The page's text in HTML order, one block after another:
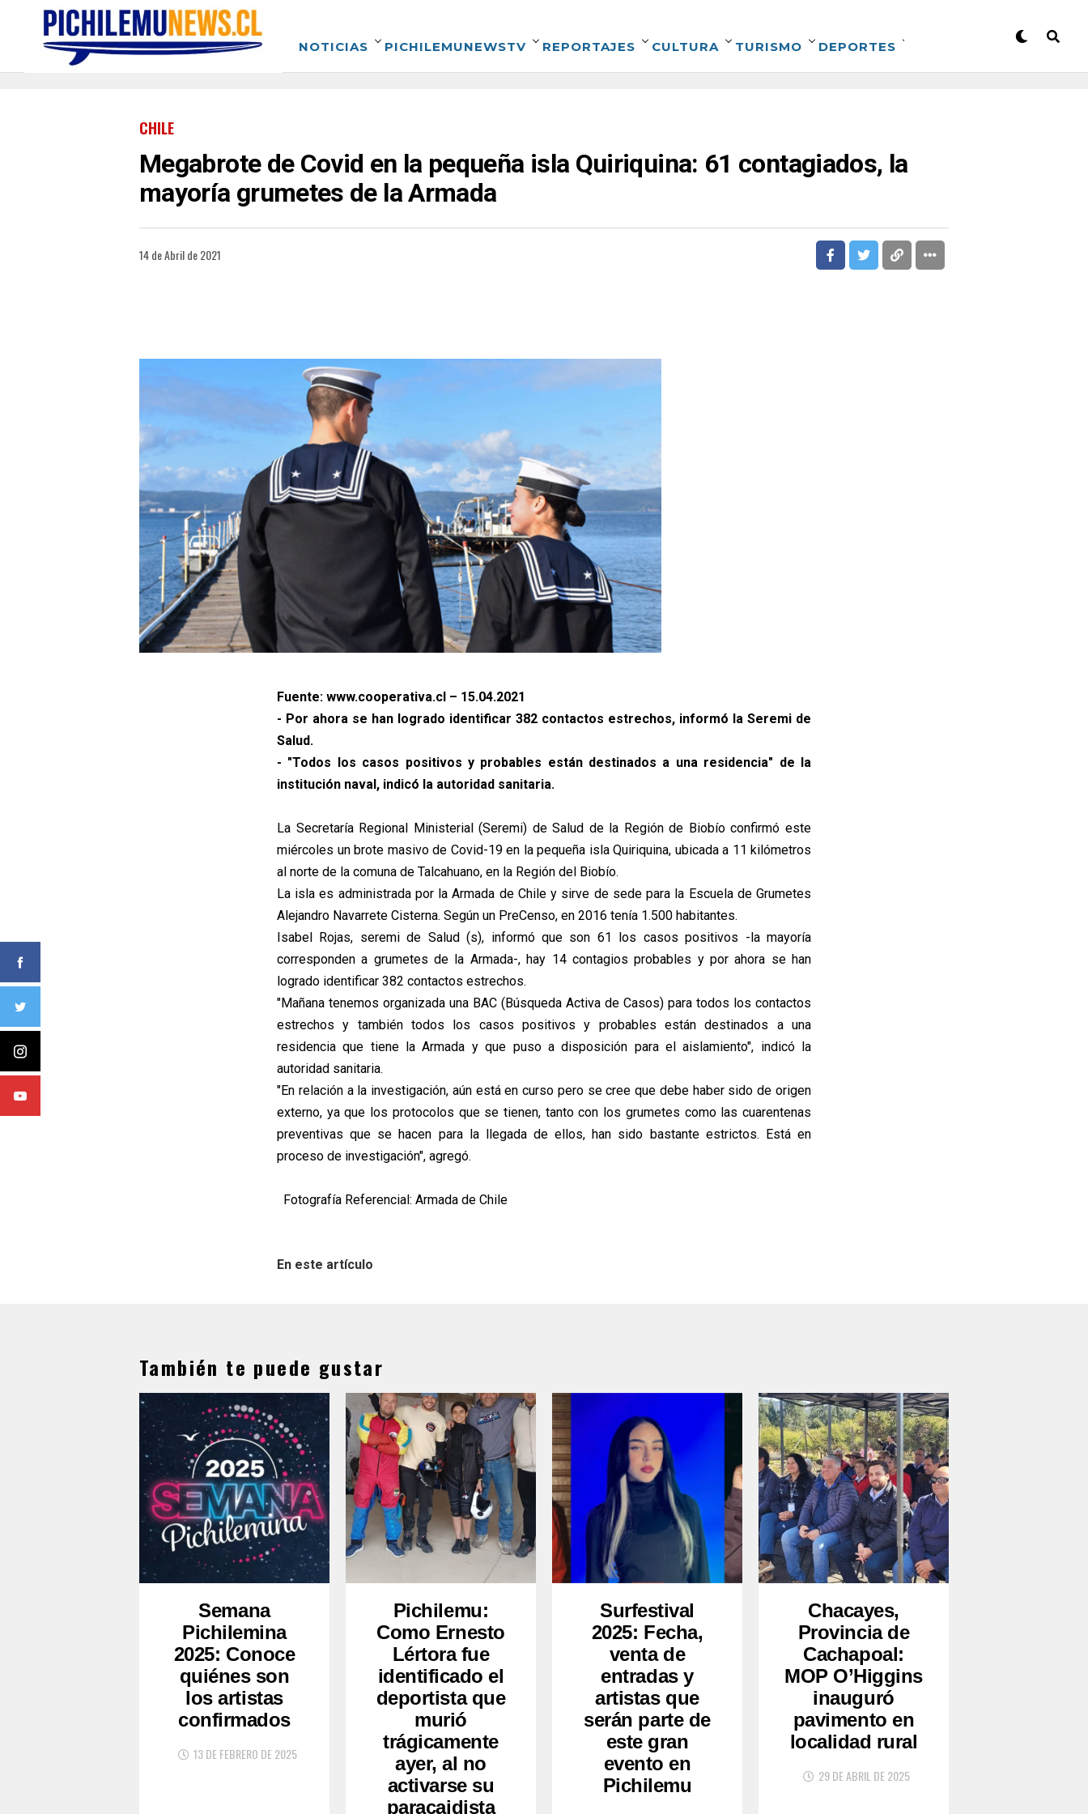
NOTICIAS PICHILEMUNEWSTV REPORTAJES CULTURA TURISMO DEPORTES
CHILE
Megabrote de Covid en la pequeña isla Quiriquina: 61 contagiados, la
mayoría grumetes de la Armada
14 de Abril de 2021
Fuente: www.cooperativa.cl – 15.04.2021
- Por ahora se han logrado identificar 382 contactos estrechos, informó la Seremi de
Salud.
- "Todos los casos positivos y probables están destinados a una residencia" de la
institución naval, indicó la autoridad sanitaria.
La Secretaría Regional Ministerial (Seremi) de Salud de la Región de Biobío confirmó este
miércoles un brote masivo de Covid-19 en la pequeña isla Quiriquina, ubicada a 11 kilómetros
al norte de la comuna de Talcahuano, en la Región del Biobío.
La isla es administrada por la Armada de Chile y sirve de sede para la Escuela de Grumetes
Alejandro Navarrete Cisterna. Según un PreCenso, en 2016 tenía 1.500 habitantes.
Isabel Rojas, seremi de Salud (s), informó que son 61 los casos positivos -la mayoría
corresponden a grumetes de la Armada-, hay 14 contagios probables y por ahora se han
logrado identificar 382 contactos estrechos.
"Mañana tenemos organizada una BAC (Búsqueda Activa de Casos) para todos los contactos
estrechos y también todos los casos positivos y probables están destinados a una
residencia que tiene la Armada y que puso a disposición para el aislamiento", indicó la
autoridad sanitaria.
"En relación a la investigación, aún está en curso pero se cree que debe haber sido de origen
externo, ya que los protocolos que se tienen, tanto con los grumetes como las cuarentenas
preventivas que se hacen para la llegada de ellos, han sido bastante estrictos. Está en
proceso de investigación", agregó.
Fotografía Referencial: Armada de Chile
En este artículo
También te puede gustar
Semana
Pichilemina
2025: Conoce
quiénes son
los artistas
confirmados
13 DE FEBRERO DE 2025
Pichilemu:
Como Ernesto
Lértora fue
identificado el
deportista que
murió
trágicamente
ayer, al no
activarse su
paracaidista
Surfestival
2025: Fecha,
venta de
entradas y
artistas que
serán parte de
este gran
evento en
Pichilemu
Chacayes,
Provincia de
Cachapoal:
MOP O’Higgins
inauguró
pavimento en
localidad rural
29 DE ABRIL DE 2025